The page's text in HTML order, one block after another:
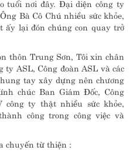
tuổi nơi đây. Đại diện công ty
Bà Cô Chú nhiều sức khỏe,
ấy lại đón chúng con quay trở
thôn Trung Sơn, Tôi xin chân
ASL, Công đoàn ASL và các
tay xây dựng nên chương
chúc Ban Giám Đốc, Công
công ty thật nhiều sức khỏe,
công trong công việc và
chuyến từ thiện :